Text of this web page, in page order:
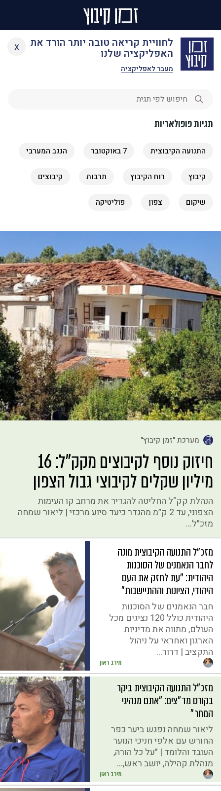
לחוויית קריאה טובה יותר הורד את
האפליקציה שלנו
מעבר לאפליקציה
x
Skip
content
תגיות
תגיות פופולאריות
התנועה הקיבוצית 7 באוקטובר הנגב המערבי
קיבוץ רוח הקיבוץ תרבות קיבוצים
שיקום צפון פוליטיקה
מערכת "זמן קיבוץ"
חיזוק נוסף לקיבוצים מקק"ל: 16
מיליון שקלים לקיבוצי גבול הצפון
הנהלת קק"ל החליטה להגדיר את מרחב קו העימות
הצפוני, עד 2 ק״מ מהגדר כיעד סיוע מרכזי | ליאור שמחה
מזכ״ל...
מירב ראון
מזכ״ל התנועה הקיבוצית מונה
לחבר הנאמנים של הסוכנות
היהודית: ״עת לחזק את העם
היהודי, הציונות וההתיישבות״
חבר הנאמנים של הסוכנות
היהודית כולל 120 נציגים מכל
העולם, מתווה את מדיניות
הארגון ואחראי על ניהול
התקציב | דרור...
מירב ראון
מזכ"ל התנועה הקיבוצית ביקר
בקורס מד״צים: ״אתם מנהיגי
המחר״
ליאור שמחה נפגש ביער כפר
החורש עם אלפי חניכי הנוער
העובד והלומד | ״על כל הורה,
מנהלת קהילה, יושב ראש,...